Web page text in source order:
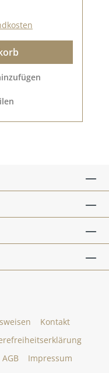
Kontakt
AGB Impressum